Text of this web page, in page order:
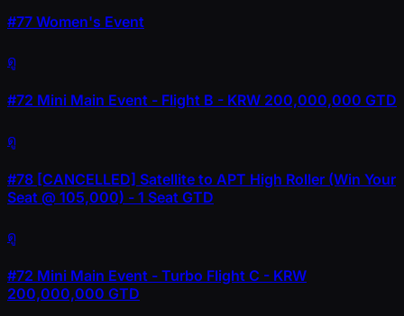
#77 Women's Event
ดู
#72 Mini Main Event - Flight B - KRW 200,000,000 GTD
ดู
#78 [CANCELLED] Satellite to APT High Roller (Win Your
Seat @ 105,000) - 1 Seat GTD
ดู
#72 Mini Main Event - Turbo Flight C - KRW
200,000,000 GTD